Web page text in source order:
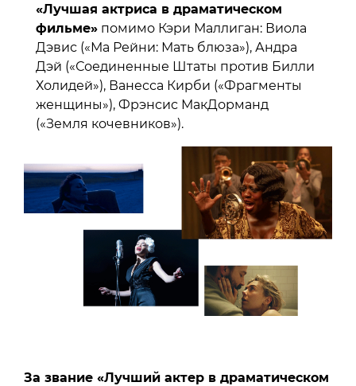
«Лучшая актриса в драматическом
фильме» помимо Кэри Маллиган: Виола
Дэвис («Ма Рейни: Мать блюза»), Андра
Дэй («Соединенные Штаты против Билли
Холидей»), Ванесса Кирби («Фрагменты
женщины»), Фрэнсис МакДорманд
(«Земля кочевников»).
За звание «Лучший актер в драматическом